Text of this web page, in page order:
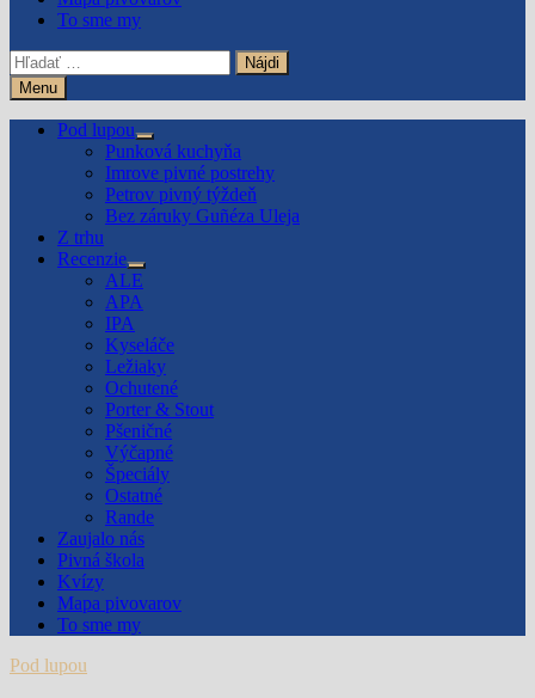
To sme my
Hľadať:
Menu
Pod lupou
Show
sub
menu
Punková kuchyňa
Imrove pivné postrehy
Petrov pivný týždeň
Bez záruky Guñéza Uleja
Z trhu
Recenzie
Show
sub
menu
ALE
APA
IPA
Kyseláče
Ležiaky
Ochutené
Porter & Stout
Pšeničné
Výčapné
Špeciály
Ostatné
Rande
Zaujalo nás
Pivná škola
Kvízy
Mapa pivovarov
To sme my
Pod lupou